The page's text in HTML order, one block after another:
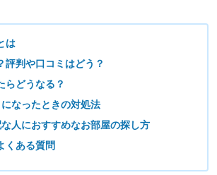
は
評判や口コミはどう？
らどうなる？
なったときの対処法
人におすすめなお部屋の探し方
くある質問